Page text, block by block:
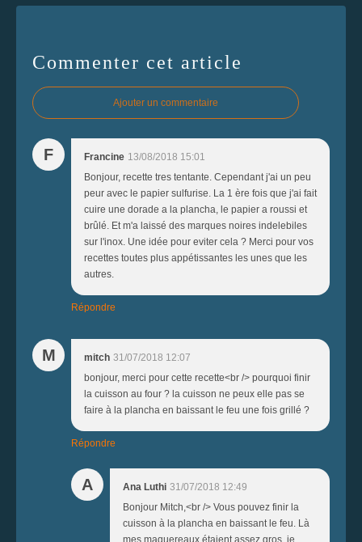
Commenter cet article
Ajouter un commentaire
F Francine 13/08/2018 15:01
Bonjour, recette tres tentante. Cependant j'ai un peu
peur avec le papier sulfurise. La 1 ère fois que j'ai fait
cuire une dorade a la plancha, le papier a roussi et
brûlé. Et m'a laissé des marques noires indelebiles
sur l'inox. Une idée pour eviter cela ? Merci pour vos
recettes toutes plus appétissantes les unes que les
autres.
Répondre
M mitch 31/07/2018 12:07
bonjour, merci pour cette recette<br /> pourquoi finir
la cuisson au four ? la cuisson ne peux elle pas se
faire à la plancha en baissant le feu une fois grillé ?
Répondre
A Ana Luthi 31/07/2018 12:49
Bonjour Mitch,<br /> Vous pouvez finir la
cuisson à la plancha en baissant le feu. Là
mes maquereaux étaient assez gros, je